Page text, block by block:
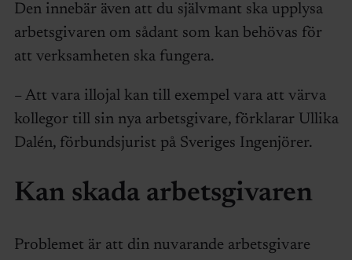
Den innebär även att du självmant ska upplysa
arbetsgivaren om sådant som kan behövas för
att verksamheten ska fungera.
– Att vara illojal kan till exempel vara att värva
kollegor till sin nya arbetsgivare, förklarar Ullika
Dalén, förbundsjurist på Sveriges Ingenjörer.
Kan skada arbetsgivaren
Problemet är att din nuvarande arbetsgivare